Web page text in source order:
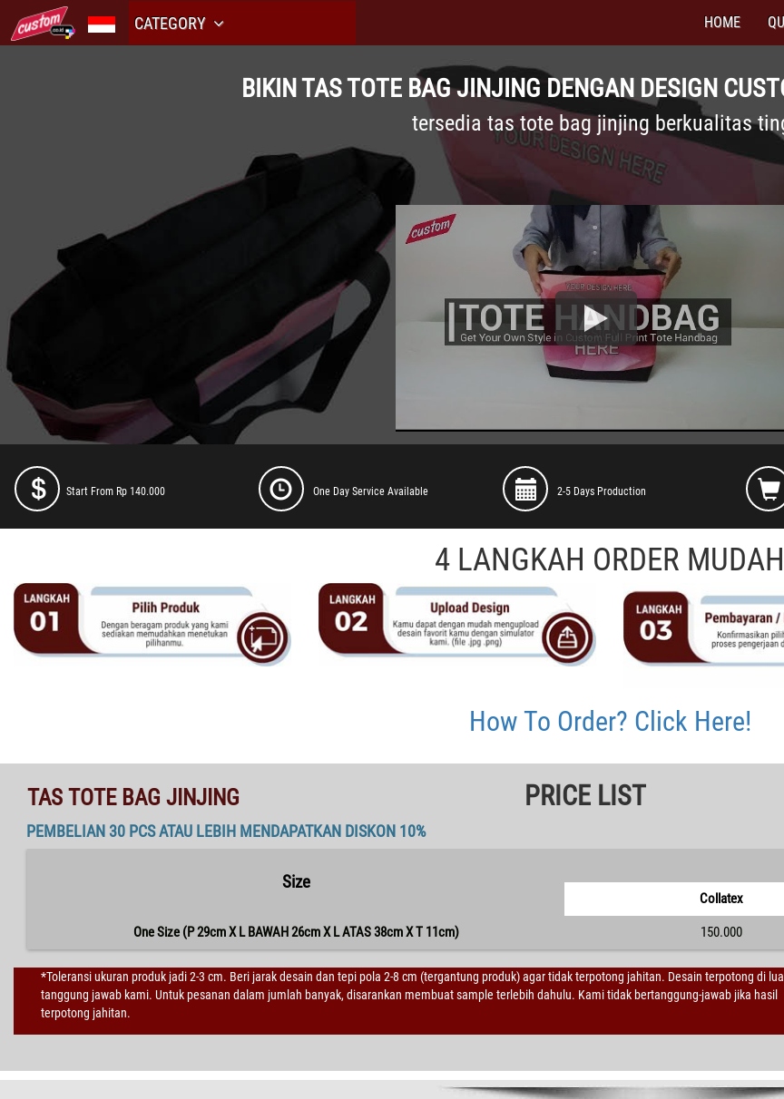
CATEGORY HOME
BIKIN TAS TOTE BAG JINJING DENGAN DESIGN
tersedia tas tote bag jinjing berkualitas
Start From Rp 140.000 One Day Service Available 2-5 Days Production
4 LANGKAH ORDER MUDAH
How To Order? Click Here!
TAS TOTE BAG JINJING PRICE LIST
PEMBELIAN 30 PCS ATAU LEBIH MENDAPATKAN DISKON 10%
Size
Collatex
One Size (P 29cm X L BAWAH 26cm X L ATAS 38cm X T 11cm) 150.000
*Toleransi ukuran produk jadi 2-3 cm. Beri jarak desain dan tepi pola 2-8 cm (tergantung produk) agar tidak terpotong jahitan. Desain terpotong di
tanggung jawab kami. Untuk pesanan dalam jumlah banyak, disarankan membuat sample terlebih dahulu. Kami tidak bertanggung-jawab jika hasil
terpotong jahitan.